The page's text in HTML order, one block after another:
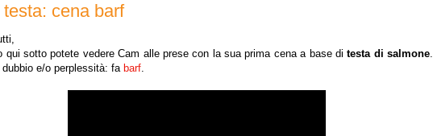
testa: cena barf
qui sotto potete vedere Cam alle prese con la sua prima cena a base ditesta di salmone.
dubbio e/o perplessità: fa barf.